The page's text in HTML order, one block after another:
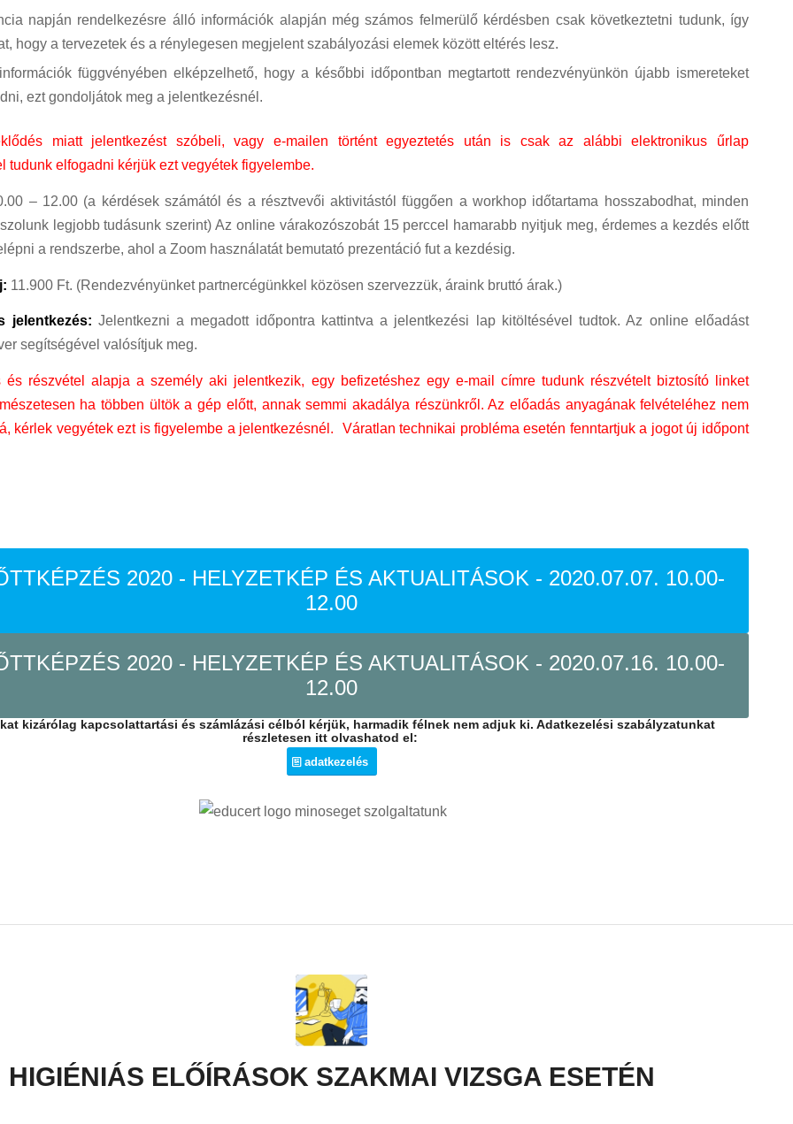
napján rendelkezésre álló információk alapján még számos felmerülő kérdésben csak következtetni tudunk, így
hogy a tervezetek és a rénylegesen megjelent szabályozási elemek között eltérés lesz.
függvényében elképzelhető, hogy a későbbi időpontban megtartott rendezvényünkön újabb ismereteket
ezt gondoljátok meg a jelentkezésnél.
miatt jelentkezést szóbeli, vagy e-mailen történt egyeztetés után is csak az alábbi elektronikus űrlap
tudunk elfogadni kérjük ezt vegyétek figyelembe.
– 12.00 (a kérdések számától és a résztvevői aktivitástól függően a workhop időtartama hosszabodhat, minden
legjobb tudásunk szerint) Az online várakozószobát 15 perccel hamarabb nyitjuk meg, érdemes a kezdés előtt
a rendszerbe, ahol a Zoom használatát bemutató prezentáció fut a kezdésig.
11.900 Ft. (Rendezvényünket partnercégünkkel közösen szervezzük, áraink bruttó árak.)
jelentkezés: Jelentkezni a megadott időpontra kattintva a jelentkezési lap kitöltésével tudtok. Az online előadást
segítségével valósítjuk meg.
és részvétel alapja a személy aki jelentkezik, egy befizetéshez egy e-mail címre tudunk részvételt biztosító linket
ha többen ültök a gép előtt, annak semmi akadálya részünkről. Az előadás anyagának felvételéhez nem
kérlek vegyétek ezt is figyelembe a jelentkezésnél. Váratlan technikai probléma esetén fenntartjuk a jogot új időpont
2020 - HELYZETKÉP ÉS AKTUALITÁSOK - 2020.07.07. 10.00-
12.00
2020 - HELYZETKÉP ÉS AKTUALITÁSOK - 2020.07.16. 10.00-
12.00
kizárólag kapcsolattartási és számlázási célból kérjük, harmadik félnek nem adjuk ki. Adatkezelési szabályzatunkat
részletesen itt olvashatod el:
adatkezelés
HIGIÉNIÁS ELŐÍRÁSOK SZAKMAI VIZSGA ESETÉN